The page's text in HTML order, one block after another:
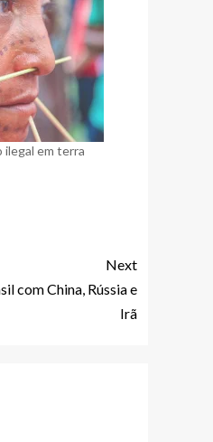
ilegal em terra
Next
com China, Rússia e
Irã